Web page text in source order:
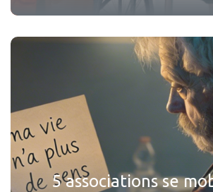
5 associations se